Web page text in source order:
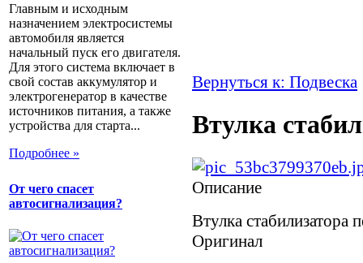
Главным и исходным
назначением электросистемы
автомобиля является
начальный пуск его двигателя.
Для этого система включает в
свой состав аккумулятор и
электрогенератор в качестве
источников питания, а также
устройства для старта...
Подробнее »
От чего спасет
автосигнализация?
Вернуться к: Подвеска
Втулка
Описание
Втулка стабилизатора
Оригинал